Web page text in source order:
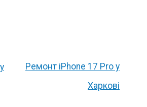
Ремонт iPhone 17 Pro у
Харкові